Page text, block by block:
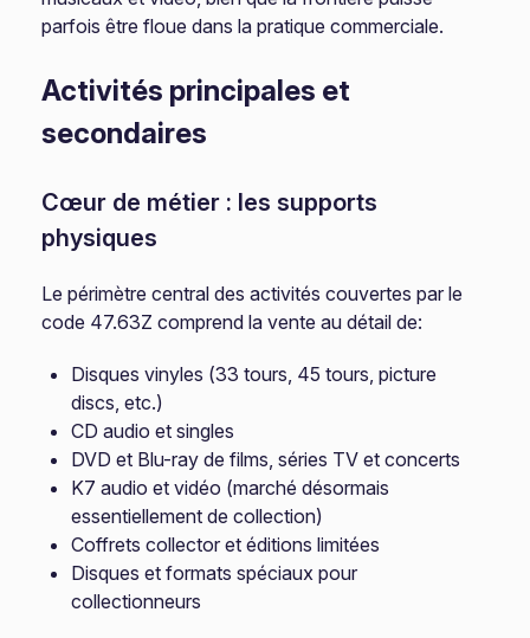
parfois être floue dans la pratique commerciale.
Activités principales et
secondaires
Cœur de métier : les supports
physiques
Le périmètre central des activités couvertes par le
code 47.63Z comprend la vente au détail de:
Disques vinyles (33 tours, 45 tours, picture
discs, etc.)
CD audio et singles
DVD et Blu-ray de films, séries TV et concerts
K7 audio et vidéo (marché désormais
essentiellement de collection)
Coffrets collector et éditions limitées
Disques et formats spéciaux pour
collectionneurs